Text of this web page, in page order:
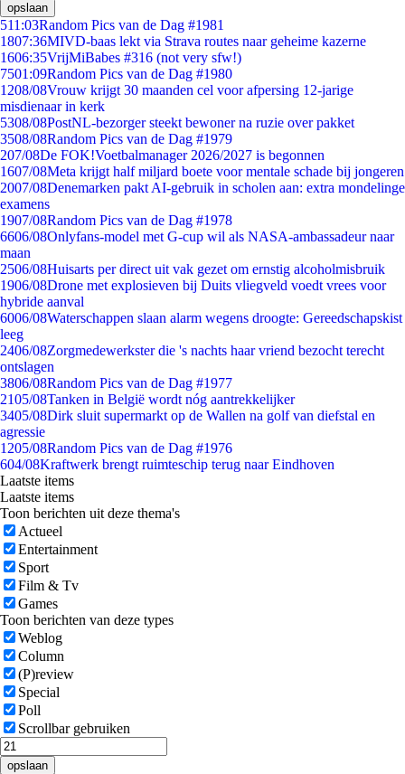
opslaan
511:03Random Pics van de Dag #1981
1807:36MIVD-baas lekt via Strava routes naar geheime kazerne
1606:35VrijMiBabes #316 (not very sfw!)
7501:09Random Pics van de Dag #1980
1208/08Vrouw krijgt 30 maanden cel voor afpersing 12-jarige
misdienaar in kerk
5308/08PostNL-bezorger steekt bewoner na ruzie over pakket
3508/08Random Pics van de Dag #1979
207/08De FOK!Voetbalmanager 2026/2027 is begonnen
1607/08Meta krijgt half miljard boete voor mentale schade bij jongeren
2007/08Denemarken pakt AI-gebruik in scholen aan: extra mondelinge
examens
1907/08Random Pics van de Dag #1978
6606/08Onlyfans-model met G-cup wil als NASA-ambassadeur naar
maan
2506/08Huisarts per direct uit vak gezet om ernstig alcoholmisbruik
1906/08Drone met explosieven bij Duits vliegveld voedt vrees voor
hybride aanval
6006/08Waterschappen slaan alarm wegens droogte: Gereedschapskist
leeg
2406/08Zorgmedewerkster die 's nachts haar vriend bezocht terecht
ontslagen
3806/08Random Pics van de Dag #1977
2105/08Tanken in België wordt nóg aantrekkelijker
3405/08Dirk sluit supermarkt op de Wallen na golf van diefstal en
agressie
1205/08Random Pics van de Dag #1976
604/08Kraftwerk brengt ruimteschip terug naar Eindhoven
Laatste items
Laatste items
Toon berichten uit deze thema's
Actueel
Entertainment
Sport
Film & Tv
Games
Toon berichten van deze types
Weblog
Column
(P)review
Special
Poll
Scrollbar gebruiken
opslaan